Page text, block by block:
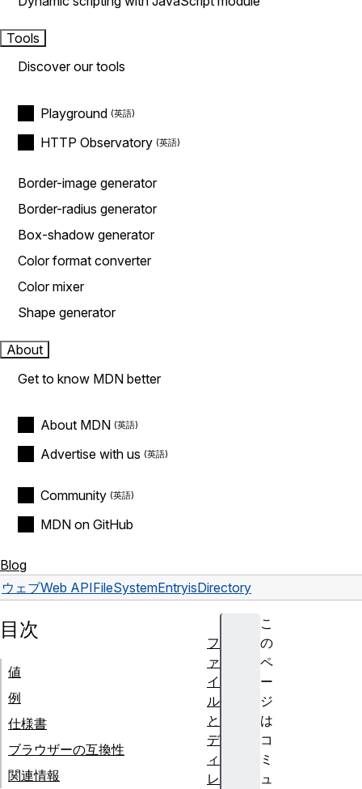
Tools
Discover our tools
Playground
HTTP Observatory
Border-image generator
Border-radius generator
Box-shadow generator
Color format converter
Color mixer
Shape generator
About
Get to know MDN better
About MDN
Advertise with us
Community
MDN on GitHub
Blog
ウェブWeb APIFileSystemEntryisDirectory
こ
の
ペ
ー
ジ
は
コ
ミ
ュ
目次
値
例
仕様書
ブラウザーの互換性
関連情報
フ
ァ
イ
ル
と
デ
ィ
レ